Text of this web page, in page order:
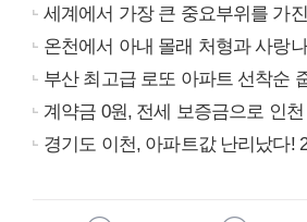
세계에서 가장 큰 중요부위를 가
온천에서 아내 몰래 처형과 사랑
부산 최고급 로또 아파트 선착순
계약금 0원, 전세 보증금으로 인
경기도 이천, 아파트값 난리났다!